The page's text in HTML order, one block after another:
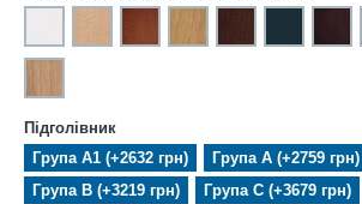
Підголівник
Група A1 (+2632 грн)
Група A (+2759 грн)
Група B (+3219 грн)
Група C (+3679 грн)